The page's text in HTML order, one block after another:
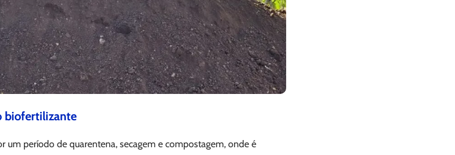
biofertilizante
um período de quarentena, secagem e compostagem, onde é